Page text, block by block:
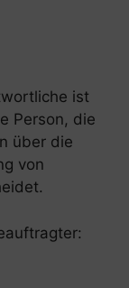
ist
Person, die
über die
von